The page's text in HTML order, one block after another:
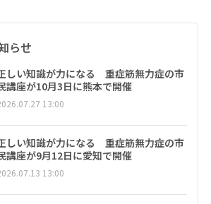
らせ
しい知識が力になる 重症筋無力症の市
講座が10月3日に熊本で開催
13:00
しい知識が力になる 重症筋無力症の市
講座が9月12日に愛知で開催
13:00